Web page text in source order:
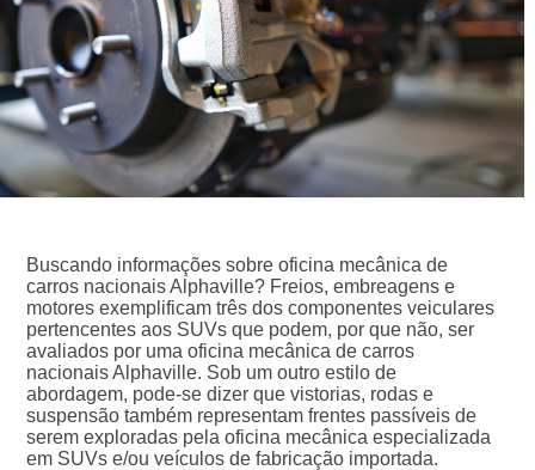
Buscando informações sobre oficina mecânica de
carros nacionais Alphaville? Freios, embreagens e
motores exemplificam três dos componentes veiculares
pertencentes aos SUVs que podem, por que não, ser
avaliados por uma oficina mecânica de carros
nacionais Alphaville. Sob um outro estilo de
abordagem, pode-se dizer que vistorias, rodas e
suspensão também representam frentes passíveis de
serem exploradas pela oficina mecânica especializada
em SUVs e/ou veículos de fabricação importada.